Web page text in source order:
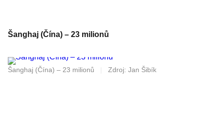
Šanghaj (Čína) – 23 milionů
Šanghaj (Čína) – 23 milionů Zdroj: Jan Šibík